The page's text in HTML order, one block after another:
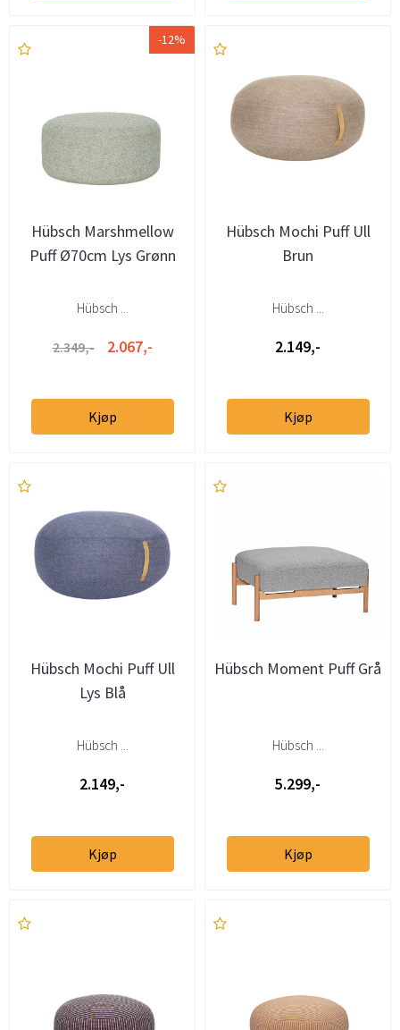
-12%
Hübsch Marshmellow
Puff Ø70cm Lys Grønn
Hübsch ...
2.349,- 2.067,-
Kjøp
Hübsch Mochi Puff Ull
Brun
Hübsch ...
2.149,-
Kjøp
Hübsch Mochi Puff Ull
Lys Blå
Hübsch ...
2.149,-
Kjøp
Hübsch Moment Puff Grå
Hübsch ...
5.299,-
Kjøp